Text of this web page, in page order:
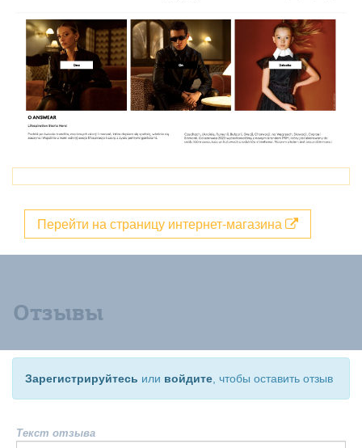
Перейти на страницу интернет-магазина
Отзывы
Зарегистрируйтесь или войдите , чтобы оставить отзыв
Текст отзыва